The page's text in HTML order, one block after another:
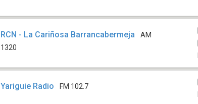
RCN - La Cariñosa Barrancabermeja
AM
1320
Yariguie Radio FM 102.7